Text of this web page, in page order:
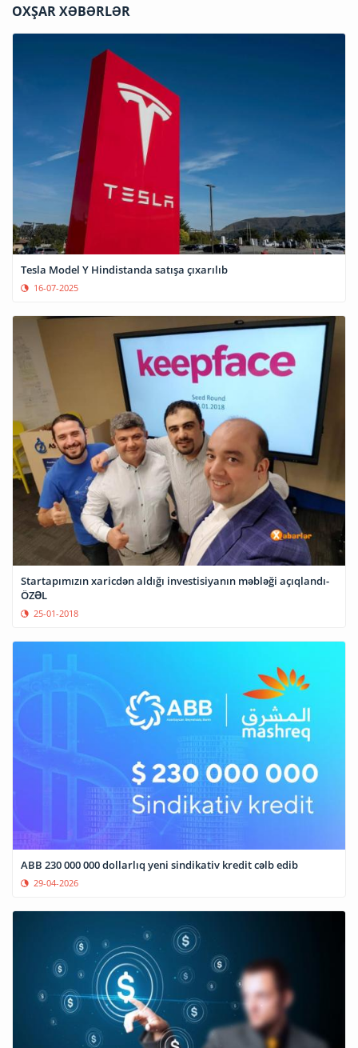
OXŞAR XƏBƏRLƏR
Tesla Model Y Hindistanda satışa çıxarılıb
16-07-2025
Startapımızın xaricdən aldığı investisiyanın məbləği açıqlandı-
ÖZƏL
25-01-2018
ABB 230 000 000 dollarlıq yeni sindikativ kredit cəlb edib
29-04-2026